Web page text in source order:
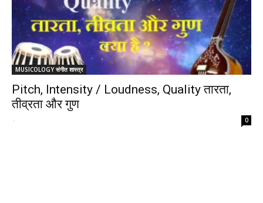
MUSICOLOGY संगीत शास्त्र
Pitch, Intensity / Loudness, Quality तारता,
तीव्रता और गुण
- 0